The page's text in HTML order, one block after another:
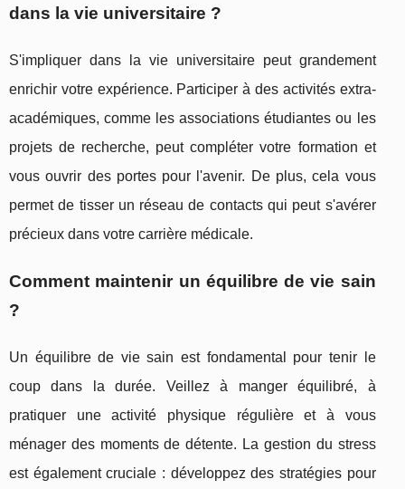
dans la vie universitaire ?
S'impliquer dans la vie universitaire peut grandement
enrichir votre expérience. Participer à des activités extra-
académiques, comme les associations étudiantes ou les
projets de recherche, peut compléter votre formation et
vous ouvrir des portes pour l'avenir. De plus, cela vous
permet de tisser un réseau de contacts qui peut s'avérer
précieux dans votre carrière médicale.
Comment maintenir un équilibre de vie sain
?
Un équilibre de vie sain est fondamental pour tenir le
coup dans la durée. Veillez à manger équilibré, à
pratiquer une activité physique régulière et à vous
ménager des moments de détente. La gestion du stress
est également cruciale : développez des stratégies pour